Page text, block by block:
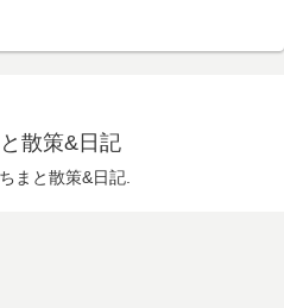
散策&日記
まと散策&日記.